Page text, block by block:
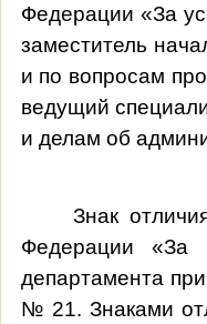
Федерации «За
заместитель
и по вопросам
ведущий
и делам об
Знак
Федерации «За
департамента
№ 21. Знаками